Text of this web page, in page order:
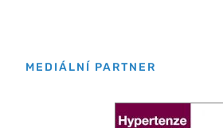
MEDIÁLNÍ PARTNER